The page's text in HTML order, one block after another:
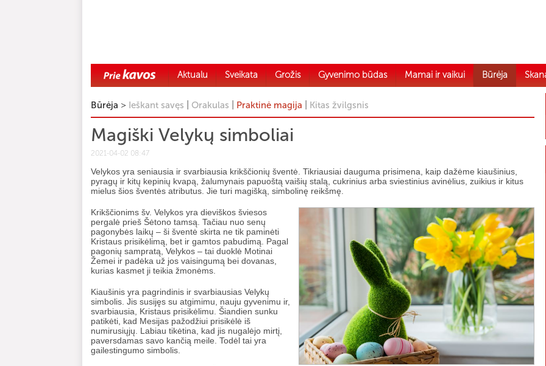
Aktualu Sveikata Grožis Gyvenimo būdas Mamai ir vaikui Būrėja
Būrėja > Ieškant savęs Orakulas Praktinė magija Kitas žvilgsnis
Magiški Velykų simboliai
2021-04-02 08:47
Velykos yra seniausia ir svarbiausia krikščionių šventė. Tikriausiai dauguma prisimena, kaip dažėme kiaušinius,
pyragų ir kitų kepinių kvapą, žalumynais papuoštą vaišių stalą, cukrinius arba sviestinius avinėlius, zuikius ir kitus
mielus šios šventės atributus. Jie turi magišką, simbolinę reikšmę.
Krikščionims šv. Velykos yra dieviškos šviesos
pergalė prieš Šėtono tamsą. Tačiau nuo senų
pagonybės laikų – ši šventė skirta ne tik paminėti
Kristaus prisikėlimą, bet ir gamtos pabudimą. Pagal
pagonių sampratą, Velykos – tai duoklė Motinai
Žemei ir padėka už jos vaisingumą bei dovanas,
kurias kasmet ji teikia žmonėms.
Kiaušinis yra pagrindinis ir svarbiausias Velykų
simbolis. Jis susijęs su atgimimu, nauju gyvenimu ir,
svarbiausia, Kristaus prisikėlimu. Šiandien sunku
patikėti, kad Mesijas pažodžiui prisikėlė iš
numirusiųjų. Labiau tikėtina, kad jis nugalėjo mirtį,
paversdamas savo kančią meile. Todėl tai yra
gailestingumo simbolis.